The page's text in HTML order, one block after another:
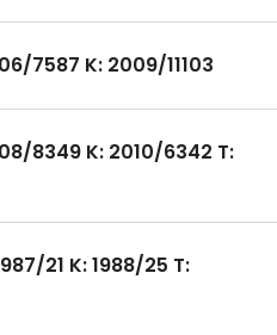
7587 K: 2009/11103
8349 K: 2010/6342 T:
21 K: 1988/25 T: